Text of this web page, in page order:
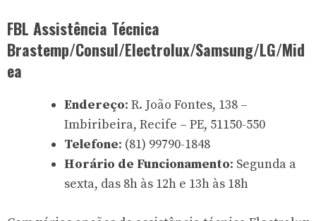
FBL Assistência Técnica
Brastemp/Consul/Electrolux/Samsung/LG/Mid
ea
Endereço: R. João Fontes, 138 –
Imbiribeira, Recife – PE, 51150-550
Telefone: (81) 99790-1848
Horário de Funcionamento: Segunda a
sexta, das 8h às 12h e 13h às 18h